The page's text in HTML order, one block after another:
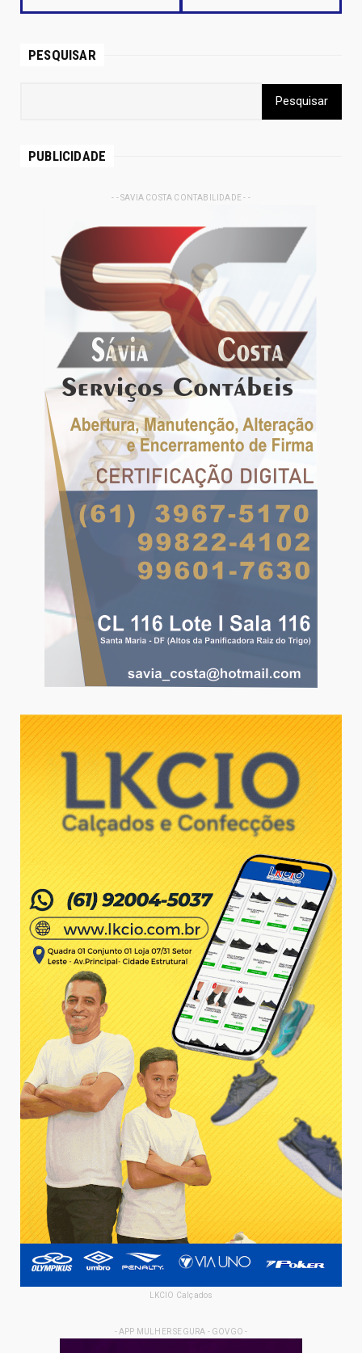
PESQUISAR
PUBLICIDADE
- - SAVIA COSTA CONTABILIDADE - -
LKCIO Calçados
- APP MULHER SEGURA - GOVGO -